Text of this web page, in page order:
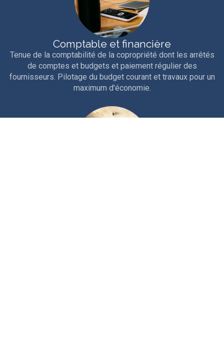
Comptable et financière
Tenue de la comptabilité de la copropriété dont les arrêtés
de comptes et budgets et paiement régulier des
fournisseurs. Pilotage du budget courant et travaux pour un
maximum d'économie.